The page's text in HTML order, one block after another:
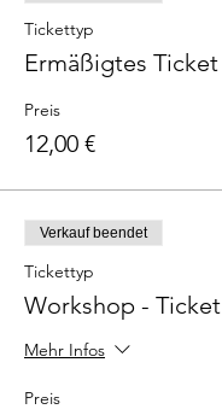
Tickettyp
Ermäßigtes Ticket
Preis
12,00 €
Verkauf beendet
Tickettyp
Workshop - Ticket
Mehr Infos
Preis